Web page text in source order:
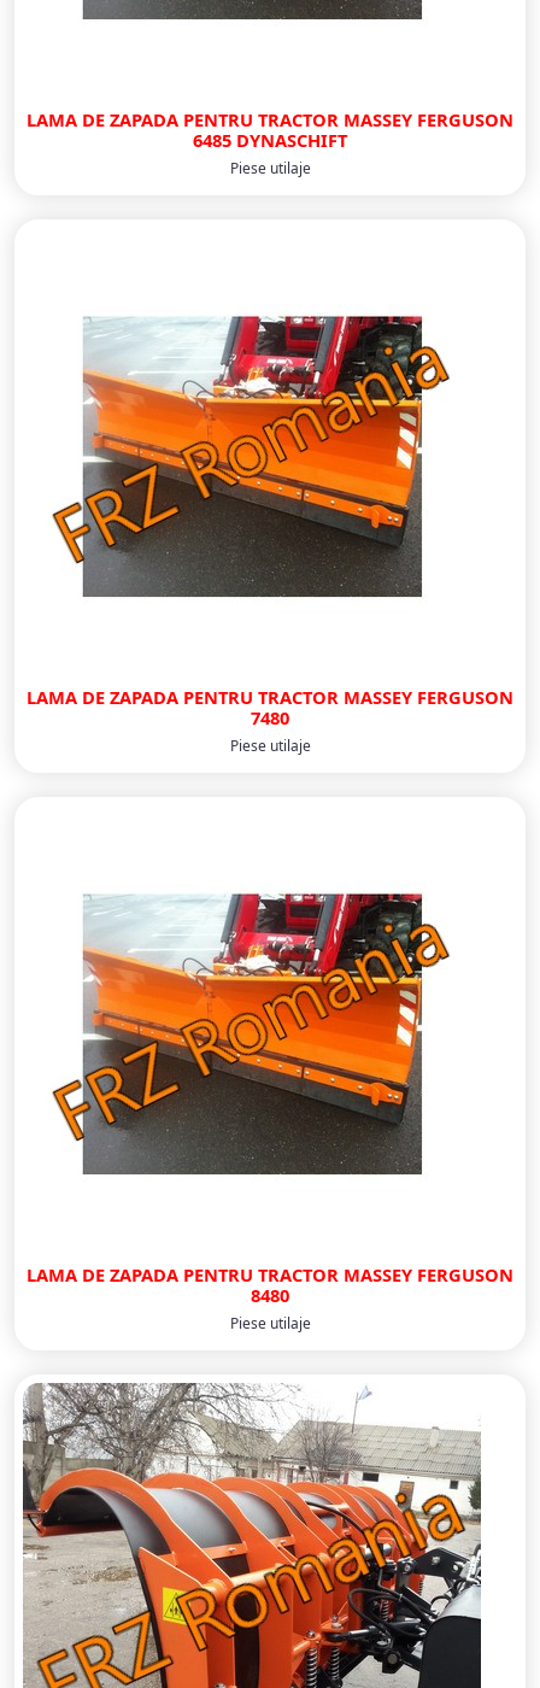
LAMA DE ZAPADA PENTRU TRACTOR MASSEY FERGUSON
6485 DYNASCHIFT
Piese utilaje
LAMA DE ZAPADA PENTRU TRACTOR MASSEY FERGUSON
7480
Piese utilaje
LAMA DE ZAPADA PENTRU TRACTOR MASSEY FERGUSON
8480
Piese utilaje